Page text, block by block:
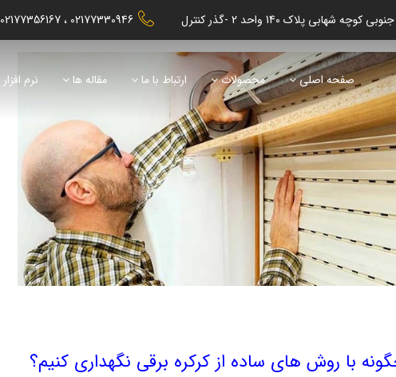
02177330946
02177356167
صفحه اصلی محصولات ارتباط با ما مقاله ها نرم افزار
با روش های ساده از کرکره برقی نگهداری کنیم؟